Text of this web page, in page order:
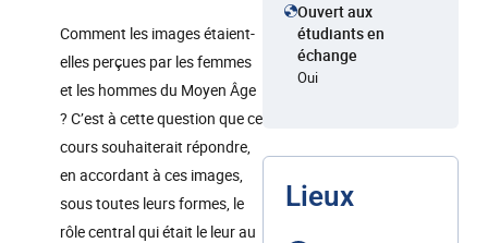
Comment les images étaient-
elles perçues par les femmes
et les hommes du Moyen Âge
? C’est à cette question que ce
cours souhaiterait répondre,
en accordant à ces images,
sous toutes leurs formes, le
rôle central qui était le leur au
Ouvert aux
étudiants en
échange
Oui
Lieux